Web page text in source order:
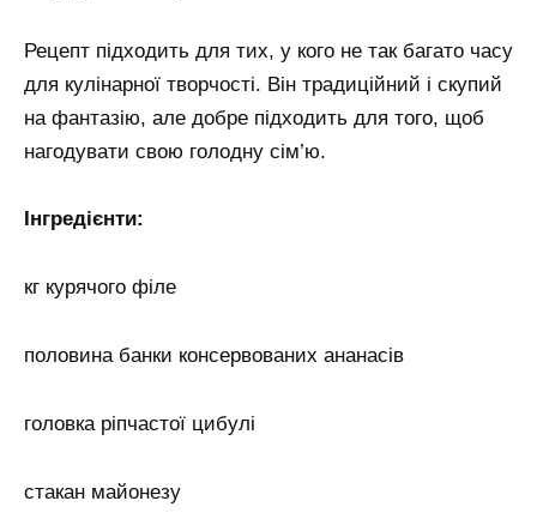
Рецепт підходить для тих, у кого не так багато часу
для кулінарної творчості. Він традиційний і скупий
на фантазію, але добре підходить для того, щоб
нагодувати свою голодну сім’ю.
Інгредієнти:
кг курячого філе
половина банки консервованих ананасів
головка ріпчастої цибулі
стакан майонезу